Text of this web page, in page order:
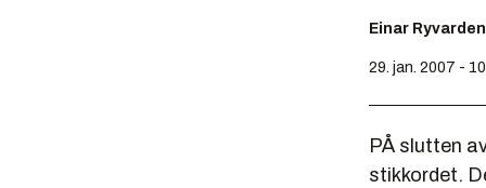
Einar Ryvarden
29. jan. 2007 -
PÅ slutten
stikkordet.